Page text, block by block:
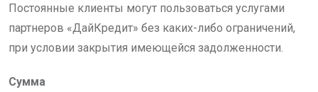
Постоянные клиенты могут пользоваться услугами
партнеров «ДайКредит» без каких-либо ограничений,
при условии закрытия имеющейся задолженности.
Сумма